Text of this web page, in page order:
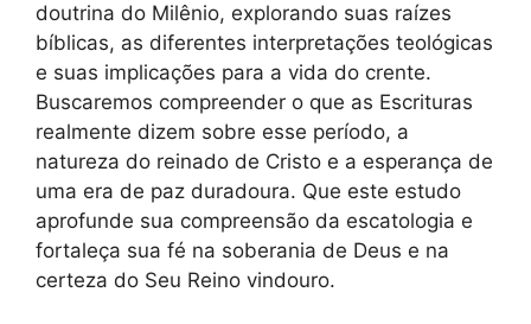
doutrina do Milênio, explorando suas raízes
bíblicas, as diferentes interpretações teológicas
e suas implicações para a vida do crente.
Buscaremos compreender o que as Escrituras
realmente dizem sobre esse período, a
natureza do reinado de Cristo e a esperança de
uma era de paz duradoura. Que este estudo
aprofunde sua compreensão da escatologia e
fortaleça sua fé na soberania de Deus e na
certeza do Seu Reino vindouro.